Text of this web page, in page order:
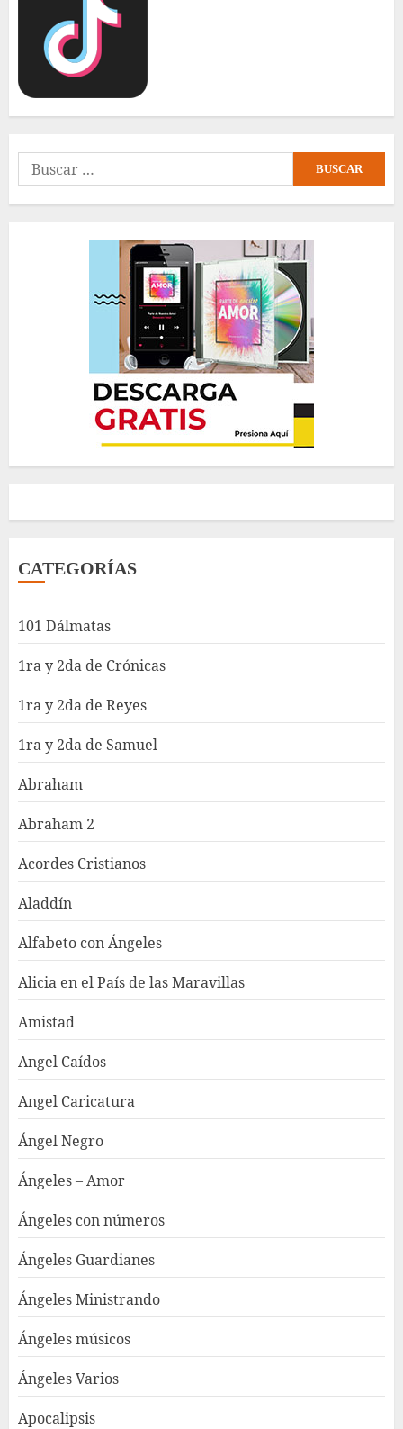
Buscar:
CATEGORÍAS
101 Dálmatas
1ra y 2da de Crónicas
1ra y 2da de Reyes
1ra y 2da de Samuel
Abraham
Abraham 2
Acordes Cristianos
Aladdín
Alfabeto con Ángeles
Alicia en el País de las Maravillas
Amistad
Angel Caídos
Angel Caricatura
Ángel Negro
Ángeles – Amor
Ángeles con números
Ángeles Guardianes
Ángeles Ministrando
Ángeles músicos
Ángeles Varios
Apocalipsis